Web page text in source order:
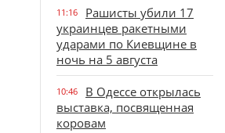
11:16
Рашисты убили 17
украинцев ракетными
ударами по Киевщине в
ночь на 5 августа
10:46
В Одессе открылась
выставка, посвященная
коровам